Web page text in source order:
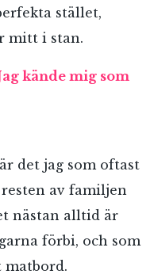
stället,
mitt i stan.
kände mig som
det jag som oftast
av familjen
nästan alltid är
förbi, och som